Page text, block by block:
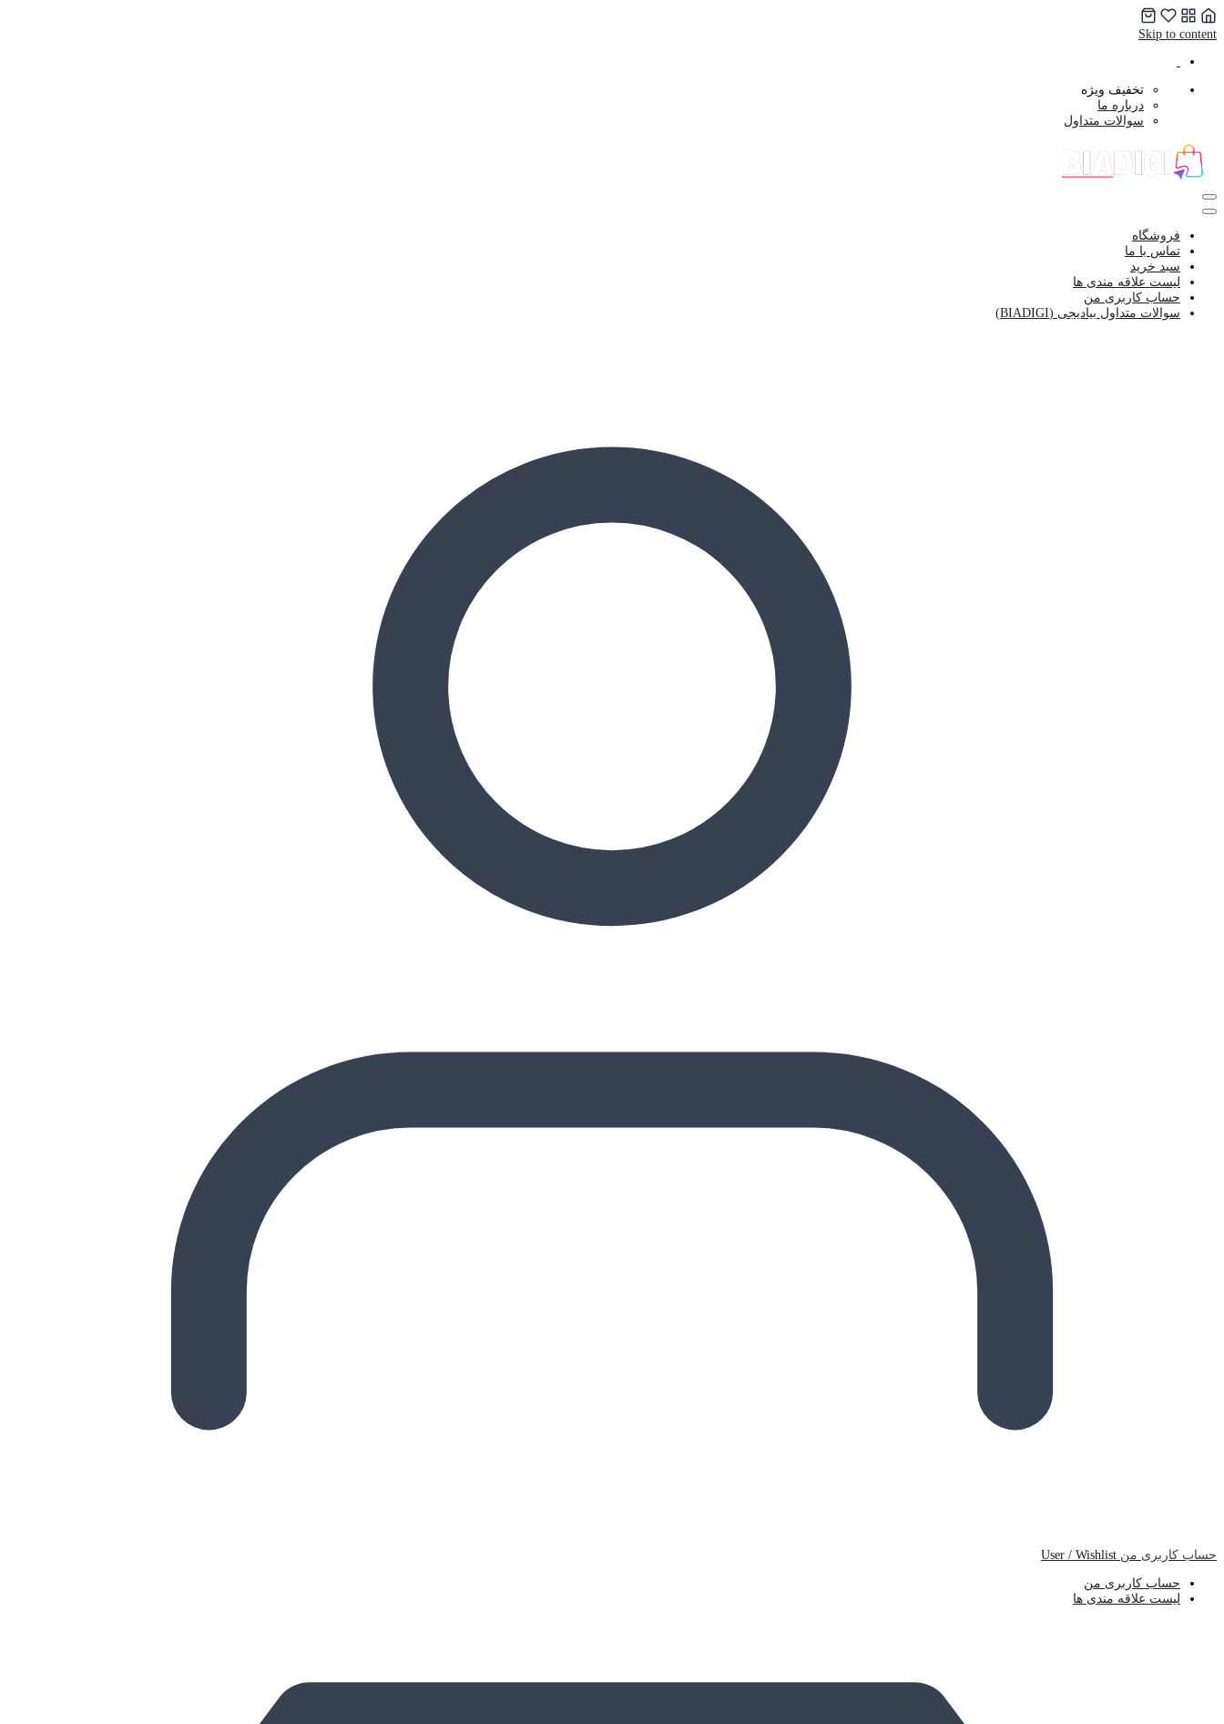
Skip to content
تخفیف ویژه
درباره ما
سوالات متداول
فروشگاه
تماس با ما
سبد خرید
لیست علاقه مندی ها
حساب کاربری من
سوالات متداول بیادیجی (BIADIGI)
حساب کاربری من User / Wishlist
حساب کاربری من
لیست علاقه مندی ها